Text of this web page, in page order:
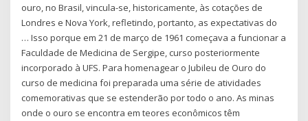
ouro, no Brasil, vincula-se, historicamente, às cotações de
Londres e Nova York, refletindo, portanto, as expectativas do
… Isso porque em 21 de março de 1961 começava a funcionar a
Faculdade de Medicina de Sergipe, curso posteriormente
incorporado à UFS. Para homenagear o Jubileu de Ouro do
curso de medicina foi preparada uma série de atividades
comemorativas que se estenderão por todo o ano. As minas
onde o ouro se encontra em teores econômicos têm